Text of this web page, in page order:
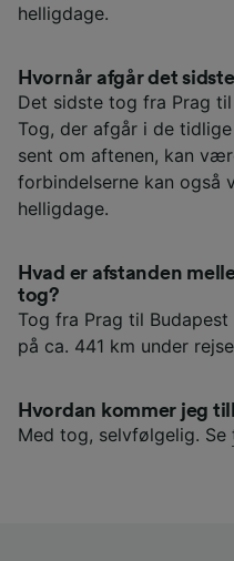
helligdage.
Hvornår afgår det
Det sidste tog fra Prag
Tog, der afgår i de
sent om aftenen, kan
forbindelserne kan også
helligdage.
Hvad er afstanden
tog?
Tog fra Prag til
på ca. 441 km under
Hvordan kommer jeg
Med tog, selvfølgelig. Se